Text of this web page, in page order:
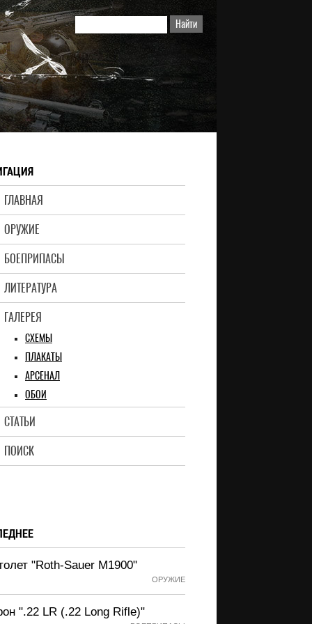
ГЛАВНАЯ
ОРУЖИЕ
БОЕПРИПАСЫ
ЛИТЕРАТУРА
ГАЛЕРЕЯ
СХЕМЫ
ПЛАКАТЫ
АРСЕНАЛ
ОБОИ
СТАТЬИ
ПОИСК
"Roth-Sauer M1900"
ОРУЖИЕ
".22 LR (.22 Long Rifle)"